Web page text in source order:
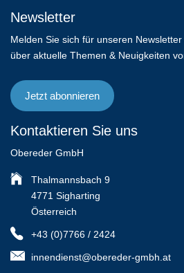
Newsletter
Melden Sie sich für unseren
über aktuelle Themen & Neuigkeiten
Jetzt abonnieren
Kontaktieren Sie uns
Obereder GmbH
Thalmannsbach 9
4771 Sigharting
Österreich
+43 (0)7766 / 2424
innendienst@obereder-gmbh.at